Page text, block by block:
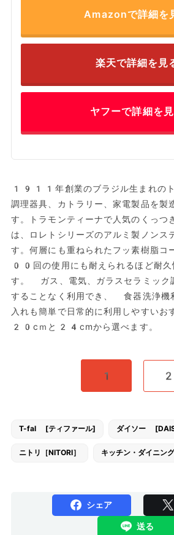
Amazonで詳細を
楽天で詳細を見
ヤフーで詳細を
1911年創業のブラジル生まれのト
調理器具、カトラリー、家電製品を製
す。トラモンティーナで人気のくっつ
は、ロレトシリーズのアルミ製ノンス
す。何層にも重ねられたフッ素樹脂
00回の使用にも耐えられるほど耐久
す。 ガス、電気、ガラスセラミック
することなく利用でき、 食器洗浄機
入れも簡単で日常的に利用しやすいお
20cｍと24cmから選べます。
1 2
T-fal [ティファール] ダイソー
ニトリ［NITORI］ キッチン・ダイニン
シェア
送る